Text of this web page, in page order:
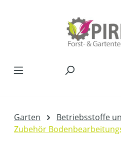
Garten
Betriebsstoffe
Zubehör